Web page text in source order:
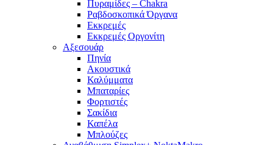
Πυραμίδες – Chakra
Ραβδοσκοπικά Όργανα
Εκκρεμές
Εκκρεμές Οργονίτη
Αξεσουάρ
Πηνία
Ακουστικά
Καλύμματα
Μπαταρίες
Φορτιστές
Σακίδια
Καπέλα
Μπλούζες